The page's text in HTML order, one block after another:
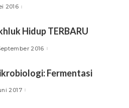
2016
Hidup TERBARU
2016
Fermentasi
2017